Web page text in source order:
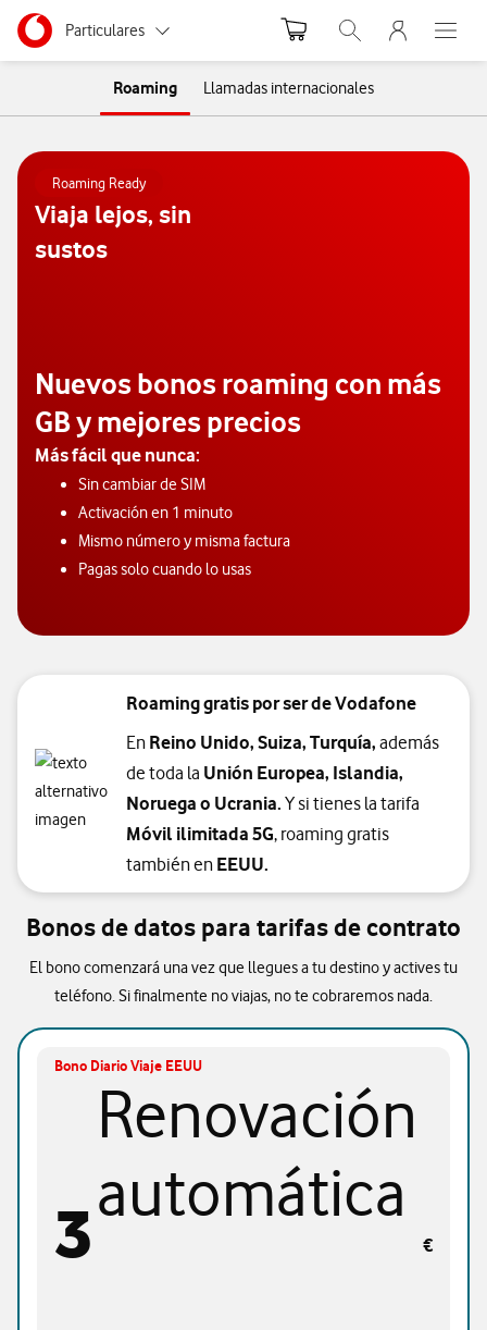
Ir a la pagina principal de vodafone.es
Menu navegación Segmento
Particulares
Grandes empresas
y AA.PP.
Abrir buscador.
Menu
Abre
Roaming Llamadas internacionales
Roaming Ready
Viaja lejos, sin
sustos
Nuevos bonos roaming con más
GB y mejores precios
Más fácil que nunca:
Sin cambiar de SIM
Activación en 1 minuto
Mismo número y misma factura
Pagas solo cuando lo usas
Roaming gratis por ser de Vodafone
En Reino Unido, Suiza, Turquía, además
de toda la Unión Europea, Islandia,
Noruega o Ucrania. Y si tienes la tarifa
Móvil ilimitada 5G, roaming gratis
también en EEUU.
Bonos de datos para tarifas de contrato
El bono comenzará una vez que llegues a tu destino y actives tu
teléfono. Si finalmente no viajas, no te cobraremos nada.
Bono Diario Viaje EEUU
3 €
Renovación
automática